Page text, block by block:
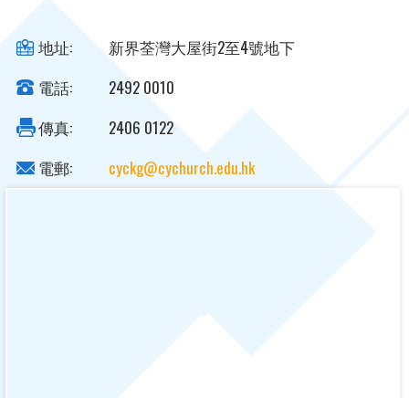
地址:
新界荃灣大屋街2至4號地下
電話:
2492 0010
傳真:
2406 0122
電郵:
cyckg@cychurch.edu.hk